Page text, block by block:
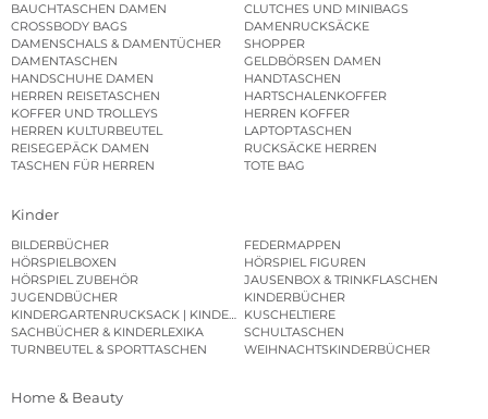
BAUCHTASCHEN DAMEN
CLUTCHES UND MINIBAGS
CROSSBODY BAGS
DAMENRUCKSÄCKE
DAMENSCHALS & DAMENTÜCHER
SHOPPER
DAMENTASCHEN
GELDBÖRSEN DAMEN
HANDSCHUHE DAMEN
HANDTASCHEN
HERREN REISETASCHEN
HARTSCHALENKOFFER
KOFFER UND TROLLEYS
HERREN KOFFER
HERREN KULTURBEUTEL
LAPTOPTASCHEN
REISEGEPÄCK DAMEN
RUCKSÄCKE HERREN
TASCHEN FÜR HERREN
TOTE BAG
Kinder
BILDERBÜCHER
FEDERMAPPEN
HÖRSPIELBOXEN
HÖRSPIEL FIGUREN
HÖRSPIEL ZUBEHÖR
JAUSENBOX & TRINKFLASCHEN
JUGENDBÜCHER
KINDERBÜCHER
KINDERGARTENRUCKSACK | KINDERGARTENBEUTEL
KUSCHELTIERE
SACHBÜCHER & KINDERLEXIKA
SCHULTASCHEN
TURNBEUTEL & SPORTTASCHEN
WEIHNACHTSKINDERBÜCHER
Home & Beauty